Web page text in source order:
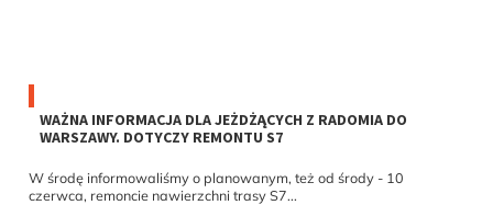
WAŻNA INFORMACJA DLA JEŻDŻĄCYCH Z RADOMIA DO
WARSZAWY. DOTYCZY REMONTU S7
W środę informowaliśmy o planowanym, też od środy - 10
czerwca, remoncie nawierzchni trasy S7...